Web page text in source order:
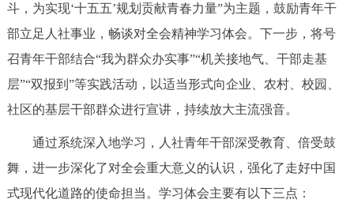
斗，为实现‘十五五’规划贡献青春力量”为主题，鼓励青年干
部立足人社事业，畅谈对全会精神学习体会。下一步，将号
召青年干部结合“我为群众办实事”“机关接地气、干部走基
层”“双报到”等实践活动，以适当形式向企业、农村、校园、
社区的基层干部群众进行宣讲，持续放大主流强音。
通过系统深入地学习，人社青年干部深受教育、倍受鼓
舞，进一步深化了对全会重大意义的认识，强化了走好中国
式现代化道路的使命担当。学习体会主要有以下三点：